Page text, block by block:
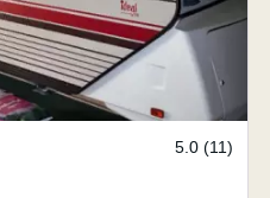
5.0 (11)